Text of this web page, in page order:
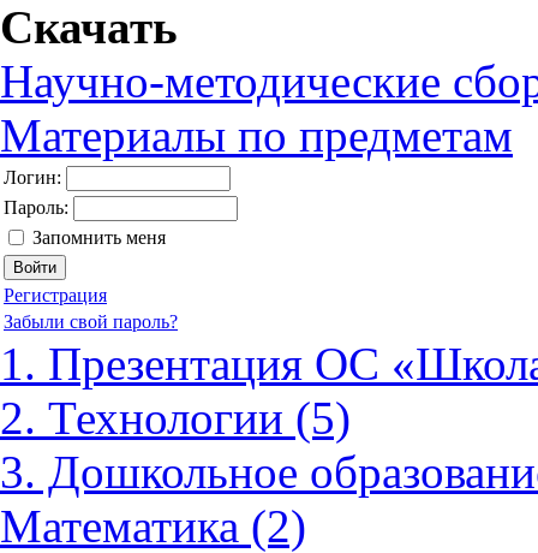
Скачать
Научно-методические
Материалы по предметам
Логин:
Пароль:
Запомнить меня
Регистрация
Забыли свой пароль?
1. Презентация ОС
2. Технологии (5)
3. Дошкольное
Математика (2)